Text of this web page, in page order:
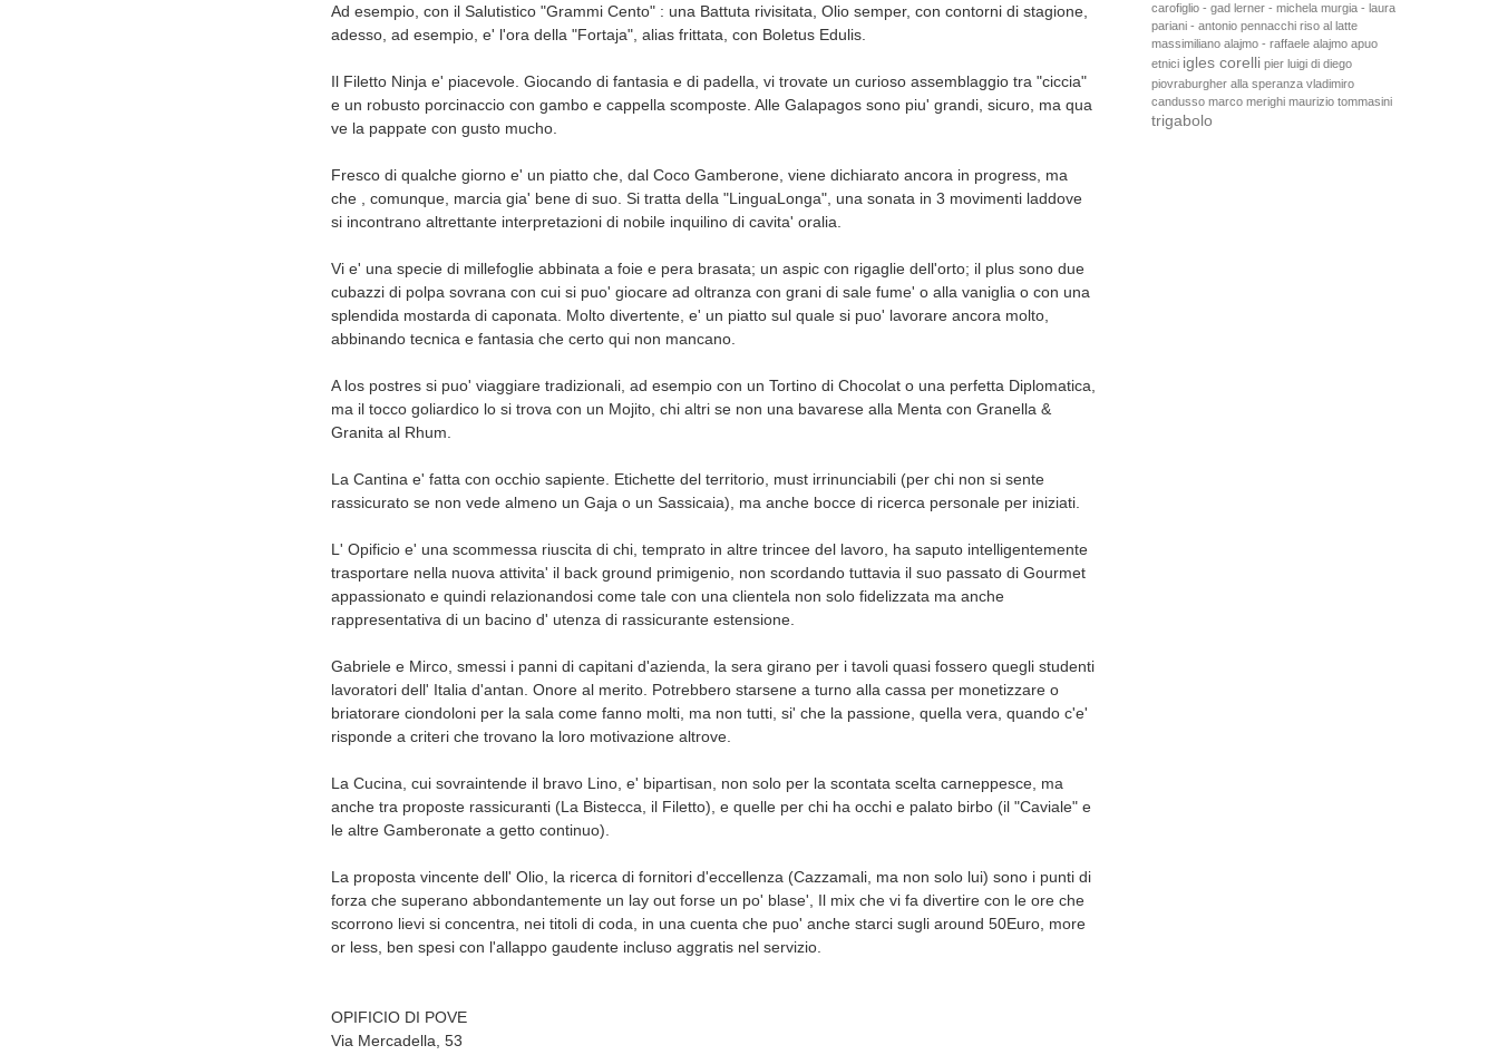
Ad esempio, con il Salutistico "Grammi Cento" : una Battuta rivisitata, Olio semper, con contorni di stagione,
adesso, ad esempio, e' l'ora della "Fortaja", alias frittata, con Boletus Edulis.
Il Filetto Ninja e' piacevole. Giocando di fantasia e di padella, vi trovate un curioso assemblaggio tra "ciccia"
e un robusto porcinaccio con gambo e cappella scomposte. Alle Galapagos sono piu' grandi, sicuro, ma qua
ve la pappate con gusto mucho.
Fresco di qualche giorno e' un piatto che, dal Coco Gamberone, viene dichiarato ancora in progress, ma
che , comunque, marcia gia' bene di suo. Si tratta della "LinguaLonga", una sonata in 3 movimenti laddove
si incontrano altrettante interpretazioni di nobile inquilino di cavita' oralia.
Vi e' una specie di millefoglie abbinata a foie e pera brasata; un aspic con rigaglie dell'orto; il plus sono due
cubazzi di polpa sovrana con cui si puo' giocare ad oltranza con grani di sale fume' o alla vaniglia o con una
splendida mostarda di caponata. Molto divertente, e' un piatto sul quale si puo' lavorare ancora molto,
abbinando tecnica e fantasia che certo qui non mancano.
A los postres si puo' viaggiare tradizionali, ad esempio con un Tortino di Chocolat o una perfetta Diplomatica,
ma il tocco goliardico lo si trova con un Mojito, chi altri se non una bavarese alla Menta con Granella &
Granita al Rhum.
La Cantina e' fatta con occhio sapiente. Etichette del territorio, must irrinunciabili (per chi non si sente
rassicurato se non vede almeno un Gaja o un Sassicaia), ma anche bocce di ricerca personale per iniziati.
L' Opificio e' una scommessa riuscita di chi, temprato in altre trincee del lavoro, ha saputo intelligentemente
trasportare nella nuova attivita' il back ground primigenio, non scordando tuttavia il suo passato di Gourmet
appassionato e quindi relazionandosi come tale con una clientela non solo fidelizzata ma anche
rappresentativa di un bacino d' utenza di rassicurante estensione.
Gabriele e Mirco, smessi i panni di capitani d'azienda, la sera girano per i tavoli quasi fossero quegli studenti
lavoratori dell' Italia d'antan. Onore al merito. Potrebbero starsene a turno alla cassa per monetizzare o
briatorare ciondoloni per la sala come fanno molti, ma non tutti, si' che la passione, quella vera, quando c'e'
risponde a criteri che trovano la loro motivazione altrove.
La Cucina, cui sovraintende il bravo Lino, e' bipartisan, non solo per la scontata scelta carneppesce, ma
anche tra proposte rassicuranti (La Bistecca, il Filetto), e quelle per chi ha occhi e palato birbo (il "Caviale" e
le altre Gamberonate a getto continuo).
La proposta vincente dell' Olio, la ricerca di fornitori d'eccellenza (Cazzamali, ma non solo lui) sono i punti di
forza che superano abbondantemente un lay out forse un po' blase', Il mix che vi fa divertire con le ore che
scorrono lievi si concentra, nei titoli di coda, in una cuenta che puo' anche starci sugli around 50Euro, more
or less, ben spesi con l'allappo gaudente incluso aggratis nel servizio.
OPIFICIO DI POVE
Via Mercadella, 53
carofiglio - gad lerner - michela murgia - laura
pariani - antonio pennacchi riso al latte
massimiliano alajmo - raffaele alajmo apuo
etnici igles corelli pier luigi di diego
piovraburgher alla speranza vladimiro
candusso marco merighi maurizio tommasini
trigabolo